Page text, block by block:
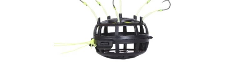
Vorfächer von ZYMIADOU
Angelbleie & Angelgewichte von ZYMIADOU